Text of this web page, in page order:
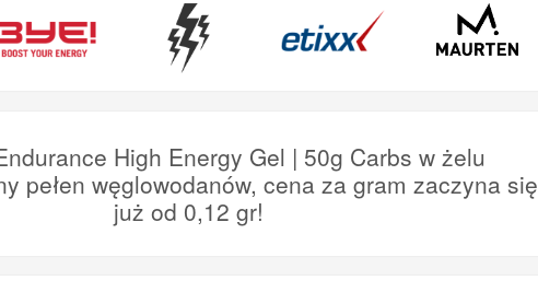
High Energy Gel | 50g Carbs w żelu
pełen węglowodanów, cena za gram zaczyna się
już od 0,12 gr!